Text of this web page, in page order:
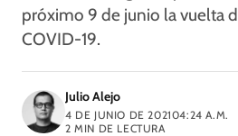
próximo 9 de junio la vuelta
COVID-19.
Julio Alejo
4 DE JUNIO DE 202104:24 A.M.
2 MIN DE LECTURA